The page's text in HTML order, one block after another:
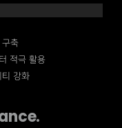
구축
적극 활용
티 강화